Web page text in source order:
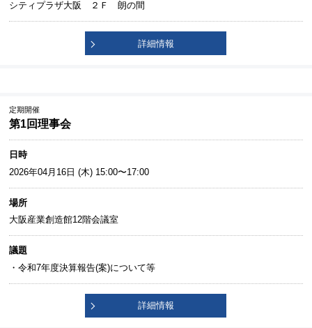
シティプラザ大阪 ２Ｆ 朗の間
詳細情報
定期開催
第1回理事会
日時
2026年04月16日 (木) 15:00〜17:00
場所
大阪産業創造館12階会議室
議題
・令和7年度決算報告(案)について等
詳細情報